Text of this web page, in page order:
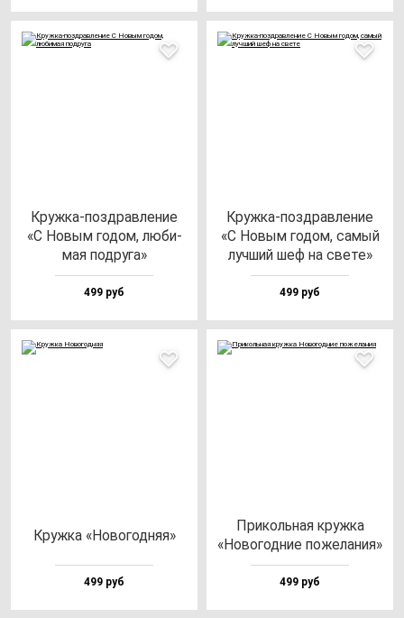
Круж­ка-поз­драв­ле­ние
«С Новым го­дом, лю­би­
мая под­ру­га»
499 руб
Круж­ка-поз­драв­ле­ние
«С Новым го­дом, са­мый
луч­ший шеф на све­те»
499 руб
Круж­ка «Ново­год­няя»
499 руб
При­коль­ная круж­ка
«Ново­год­ние по­же­ла­ния»
499 руб